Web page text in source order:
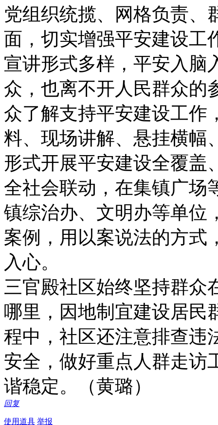
党组织统揽、网格负责、
面，切实增强平安建设工
宣讲形式多样，平安入脑
众，也离不开人民群众的
众了解支持平安建设工作
料、现场讲解、悬挂横幅
形式开展平安建设全覆盖
全社会联动，在集镇广场
镇综治办、文明办等单位
案例，用以案说法的方式
入心。
三官殿社区始终坚持群众
哪里，因地制宜建设居民
程中，社区还注意排查违
安全，做好重点人群走访
谐稳定。（黄璐）
回复
使用道具 举报